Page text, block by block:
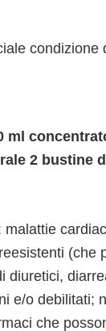
condizione
ml
2 bustine
(che
diuretici,
e/o debilitati;
che